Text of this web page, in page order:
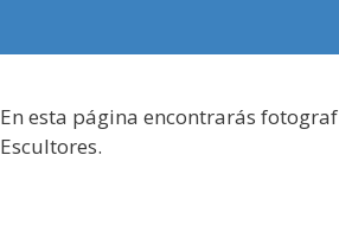
En esta página encontrarás
Escultores.